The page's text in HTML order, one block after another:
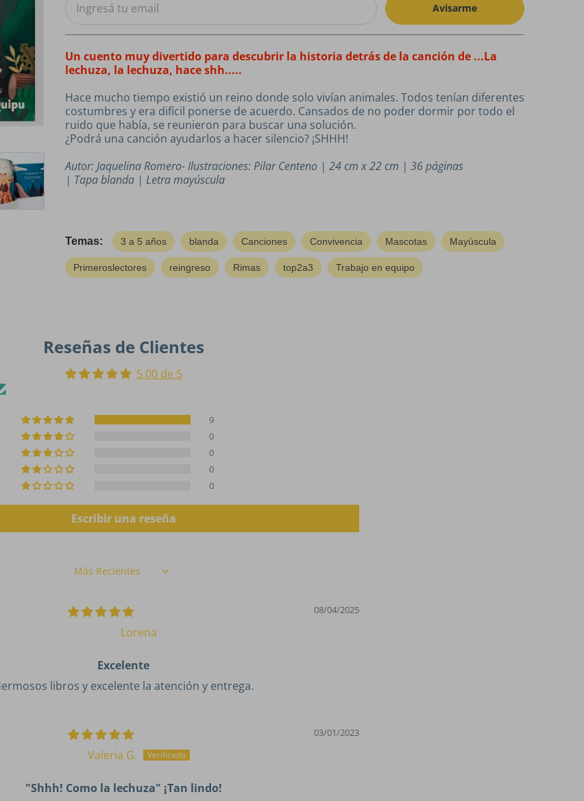
Avisarme
Un cuento muy divertido para descubrir la historia detrás de la canción de ...La
lechuza, la lechuza, hace shh.....
Hace mucho tiempo existió un reino donde solo vivían animales. Todos tenían diferentes
costumbres y era difícil ponerse de acuerdo. Cansados de no poder dormir por todo el
ruido que había, se reunieron para buscar una solución.
¿Podrá una canción ayudarlos a hacer silencio? ¡SHHH!
Autor: Jaquelina Romero- Ilustraciones: Pilar Centeno | 24 cm x 22 cm | 36 páginas
| Tapa blanda | Letra mayúscula
Temas: 3 a 5 años blanda Canciones Convivencia Mascotas Mayúscula
Primeroslectores reingreso Rimas top2a3 Trabajo en equipo
Reseñas de Clientes
5.00 de 5
9
0
0
0
0
Escribir una reseña
Sort by
08/04/2025
Lorena
Excelente
libros y excelente la atención y entrega.
03/01/2023
Valeria G.
"Shhh! Como la lechuza" ¡Tan lindo!